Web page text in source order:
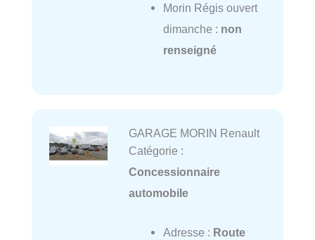
Morin Régis ouvert
dimanche : non
renseigné
GARAGE MORIN Renault
Catégorie :
Concessionnaire
automobile
Adresse : Route